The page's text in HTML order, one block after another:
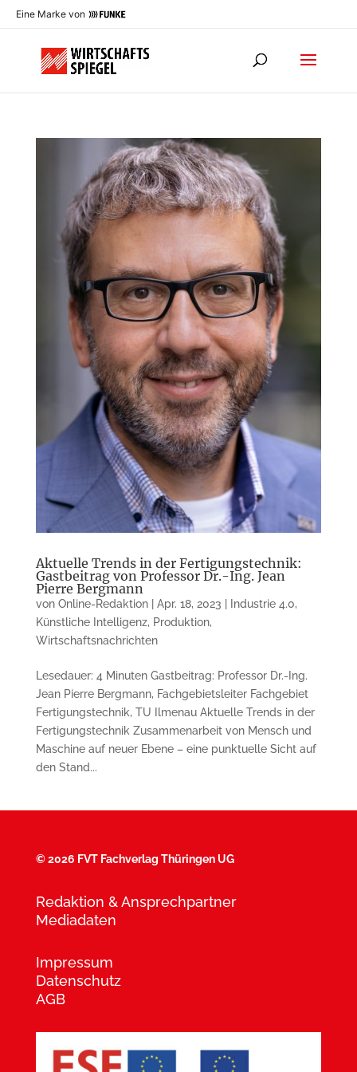
Eine Marke von
Aktuelle Trends in der Fertigungstechnik:
Gastbeitrag von Professor Dr.-Ing. Jean
Pierre Bergmann
von Online-Redaktion| Apr. 18, 2023 Industrie 4.0,
Künstliche Intelligenz, Produktion,
Wirtschaftsnachrichten
Lesedauer: 4 Minuten Gastbeitrag: Professor Dr.-Ing.
Jean Pierre Bergmann, Fachgebietsleiter Fachgebiet
Fertigungstechnik, TU Ilmenau Aktuelle Trends in der
Fertigungstechnik Zusammenarbeit von Mensch und
Maschine auf neuer Ebene – eine punktuelle Sicht auf
den Stand...
©2026 FVT Fachverlag Thüringen UG
Redaktion & Ansprechpartner
Mediadaten
Impressum
Datenschutz
AGB